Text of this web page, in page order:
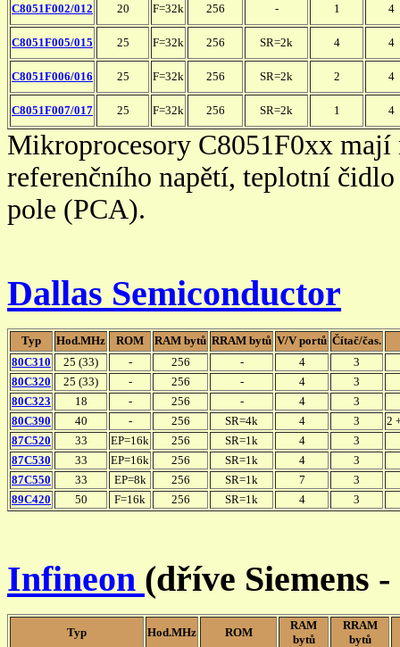
C8051F002/012 20 F=32k 256 - 1 4
C8051F005/015 25 F=32k 256 SR=2k 4 4
C8051F006/016 25 F=32k 256 SR=2k 2 4
C8051F007/017 25 F=32k 256 SR=2k 1 4
Mikroprocesory C8051F0xx
referenčního napětí, teplotní
pole (PCA).
Dallas Semiconductor
Typ Hod.MHz ROM RAM bytů RRAM bytů V/V portů Čítač/čas.
80C310
25 (33) - 256 - 4
3
80C320
25 (33) - 256 - 4
3
80C323
18 - 256 - 4
3
80C390
40 - 256 SR=4k 4 3
2
87C520
33 EP=16k 256 SR=1k 4
3
87C530
33 EP=16k 256 SR=1k 4
3
87C550
33 EP=8k 256 SR=1k 7
3
89C420
50 F=16k 256 SR=1k 4 3
Infineon (dříve Siemens
Typ Hod.MHz ROM
RAM
bytů
RRAM
bytů